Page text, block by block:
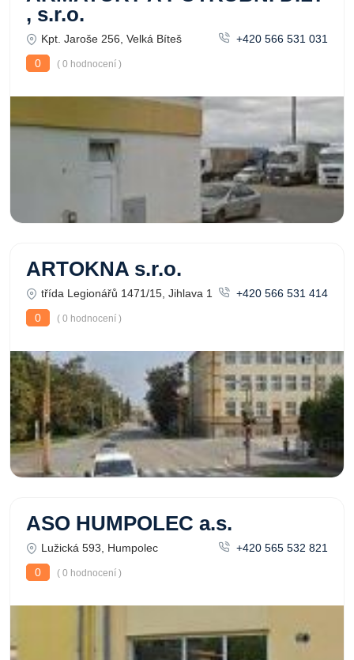
, s.r.o.
Kpt. Jaroše 256, Velká Bíteš
+420 566 531 031
0
( 0 hodnocení )
ARTOKNA s.r.o.
třída Legionářů 1471/15, Jihlava 1
+420 566 531 414
0
( 0 hodnocení )
ASO HUMPOLEC a.s.
Lužická 593, Humpolec
+420 565 532 821
0
( 0 hodnocení )